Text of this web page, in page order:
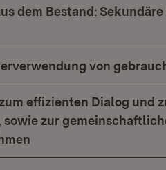
dem Bestand:
von
effizienten Dialog und
energetischer